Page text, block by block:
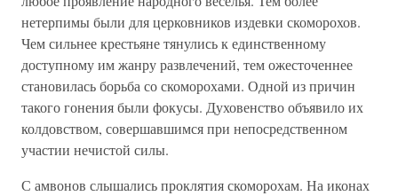
нетерпимы были для церковников издевки скоморохов.
Чем сильнее крестьяне тянулись к единственному
доступному им жанру развлечений, тем ожесточеннее
становилась борьба со скоморохами. Одной из причин
такого гонения были фокусы. Духовенство объявило их
колдовством, совершавшимся при непосредственном
участии нечистой силы.
С амвонов слышались проклятия скоморохам. На иконах